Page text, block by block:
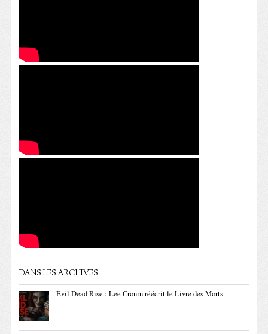
DANS LES ARCHIVES
Evil Dead Rise : Lee Cronin réécrit le Livre des Morts